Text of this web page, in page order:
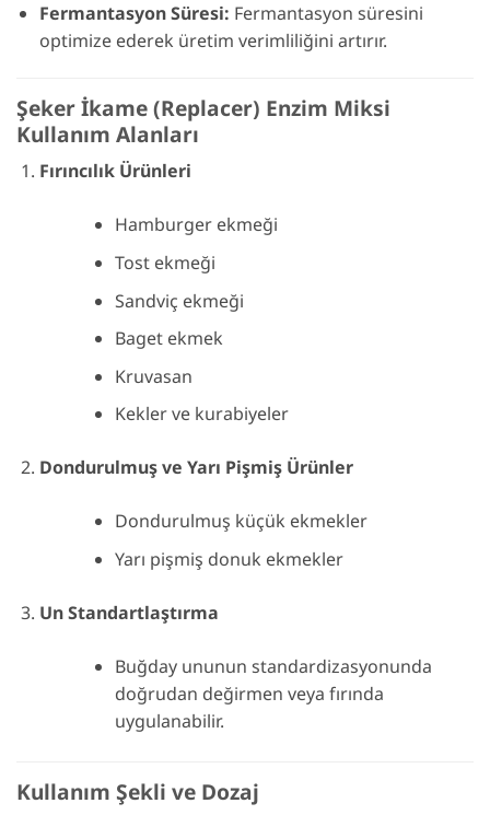
Fermantasyon Süresi: Fermantasyon süresini
optimize ederek üretim verimliliğini artırır.
Şeker İkame (Replacer) Enzim Miksi
Kullanım Alanları
Fırıncılık Ürünleri
Hamburger ekmeği
Tost ekmeği
Sandviç ekmeği
Baget ekmek
Kruvasan
Kekler ve kurabiyeler
Dondurulmuş ve Yarı Pişmiş Ürünler
Dondurulmuş küçük ekmekler
Yarı pişmiş donuk ekmekler
Un Standartlaştırma
Buğday ununun standardizasyonunda
doğrudan değirmen veya fırında
uygulanabilir.
Kullanım Şekli ve Dozaj